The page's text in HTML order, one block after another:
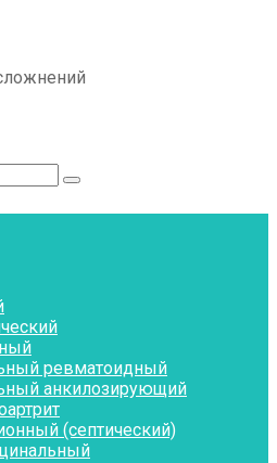
ревматоидный
анкилозирующий
(септический)